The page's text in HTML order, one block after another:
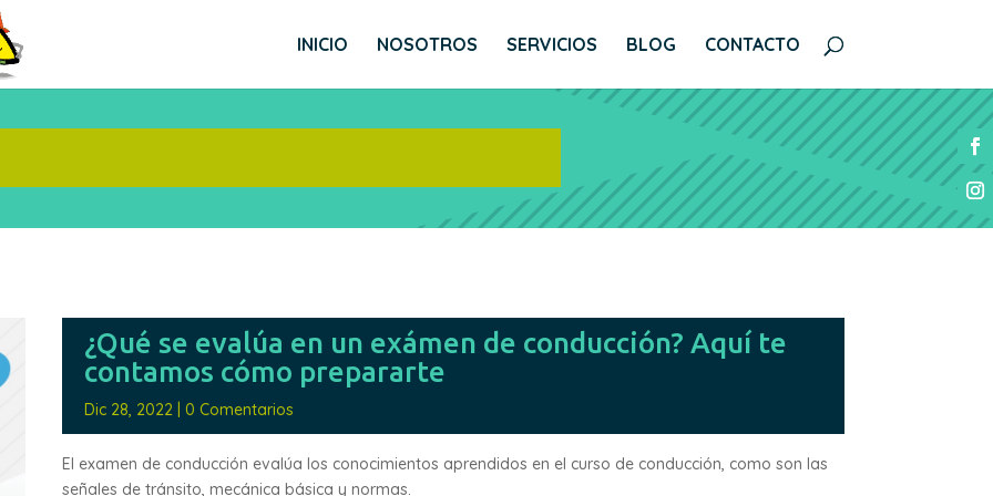
INICIO NOSOTROS SERVICIOS BLOG CONTACTO
¿Qué se evalúa en un exámen de conducción? Aquí te
contamos cómo prepararte
Dic 28, 2022| 0 Comentarios
El examen de conducción evalúa los conocimientos aprendidos en el curso de conducción, como son las
señales de tránsito, mecánica básica y normas.